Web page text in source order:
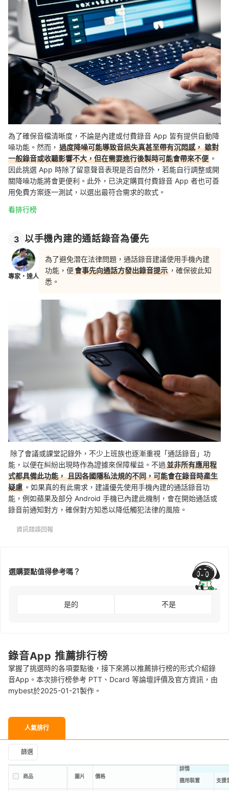
為了確保音檔清晰度，不論是內建或付費錄音 App 皆有提供自動降
噪功能。 然而， 過度降噪可能導致音訊失真甚至帶有沉悶感， 雖對
一般錄音或收聽影響不大，但在需要進行後製時可能會帶來不便 。
因此挑選 App 時除了留意聲音表現是否自然外，若能自行調整或開
關降噪功能將會更便利。 此外，已決定購買付費錄音 App 者也可善
用免費方案逐一測試，以選出最符合需求的款式。
看排行榜
3 以手機內建的通話錄音為優先
專家・達人
為了避免潛在法律問題，通話錄音建議使用手機內建
功能，便會事先向通話方發出錄音提示 ，確保彼此知
悉。
除了會議或課堂記錄外，不少上班族也逐漸重視「通話錄音」功
能，以便在糾紛出現時作為證據來保障權益。不過並非所有應用程
式都具備此功能， 且因各國隱私法規的不同，可能會在錄音時產生
疑慮 。 如果真的有此需求， 建議優先使用手機內建的通話錄音功
能，例如蘋果及部分 Android 手機已內建此機制， 會在開始通話或
錄音前通知對方，確保對方知悉以降低觸犯法律的風險。
資訊錯誤回報
選購要點值得參考嗎？
是的 不是
錄音App 推薦排行榜
掌握了挑選時的各項要點後，接下來將以推薦排行榜的形式介紹錄
音App。本次排行榜參考 PTT、Dcard 等論壇評價及官方資訊，由
mybest於2025-01-21製作。
人氣排行
篩選
商品 圖片 價格
詳情
適用裝置
支援